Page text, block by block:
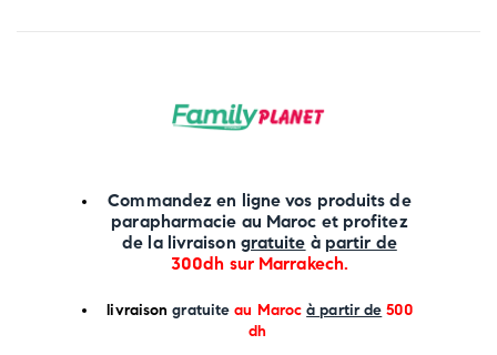
Commandez en ligne vos produits de
parapharmacie au Maroc et profitez
de la livraison gratuite à partir de
300dh sur Marrakech.
livraison gratuite au Maroc à partir de 500
dh